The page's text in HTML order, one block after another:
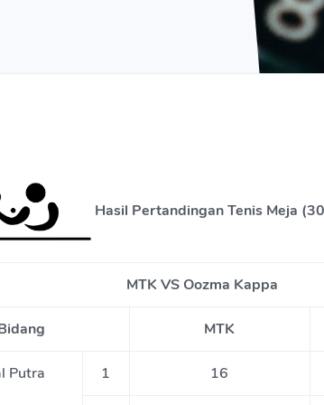
Hasil Pertandingan Tenis Meja
MTK VS Oozma Kappa
MTK
Putra 1 16